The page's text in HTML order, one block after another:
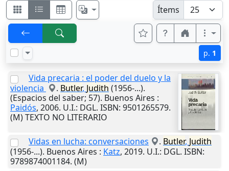
Ítems
p. 1
Vida precaria : el poder del duelo y la
violencia
. Butler, Judith (1956-...).
(Espacios del saber; 57). Buenos Aires :
Paidós, 2006. U.I.: DGL. ISBN: 9501265579.
(M) TEXTO NO LITERARIO
Vidas en lucha: conversaciones . Butler, Judith
(1956-...). Buenos Aires : Katz, 2019. U.I.: DGL. ISBN:
9789874001184. (M)